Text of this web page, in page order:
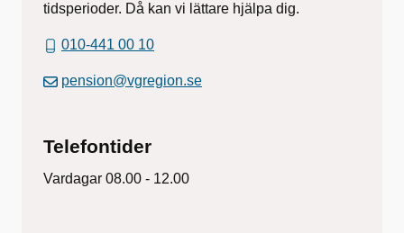
tidsperioder. Då kan vi lättare hjälpa dig.
010-441 00 10
pension@vgregion.se
Telefontider
Vardagar 08.00 - 12.00